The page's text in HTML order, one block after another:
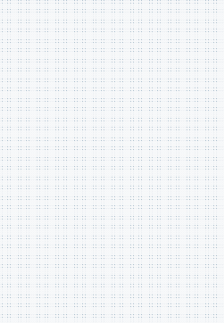
CON UN NUOVO CUORE SOLIDALE